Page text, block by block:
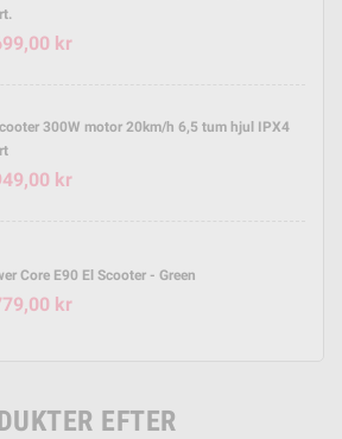
kr
300W motor 20km/h 6,5 tum hjul IPX4
kr
Core E90 El Scooter - Green
kr
EFTER